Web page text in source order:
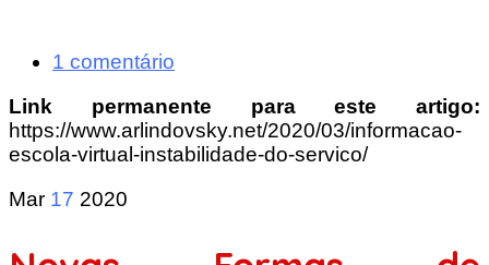
1 comentário
Link permanente para este artigo:
https://www.arlindovsky.net/2020/03/informacao-
escola-virtual-instabilidade-do-servico/
Mar 17 2020